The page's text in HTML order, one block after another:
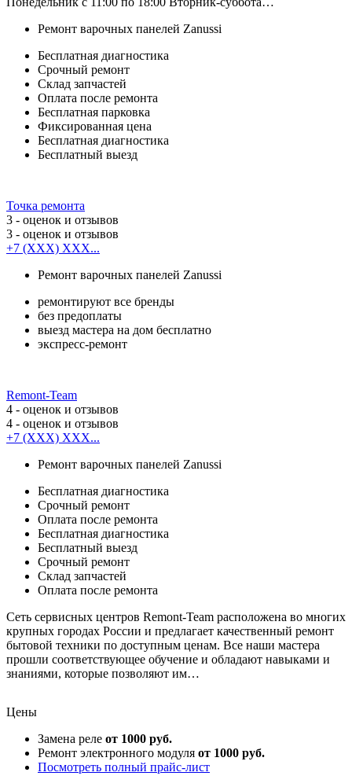
Ремонт варочных панелей Zanussi
Бесплатная диагностика
Срочный ремонт
Cклад запчастей
Оплата после ремонта
Бесплатная парковка
Фиксированная цена
Бесплатная диагностика
Бесплатный выезд
Точка ремонта
3 - оценок и отзывов
3 - оценок и отзывов
+7 (XXX) XXX...
Ремонт варочных панелей Zanussi
ремонтируют все бренды
без предоплаты
выезд мастера на дом бесплатно
экспресс-ремонт
Remont-Team
4 - оценок и отзывов
4 - оценок и отзывов
+7 (XXX) XXX...
Ремонт варочных панелей Zanussi
Бесплатная диагностика
Срочный ремонт
Оплата после ремонта
Бесплатная диагностика
Бесплатный выезд
Срочный ремонт
Cклад запчастей
Оплата после ремонта
Сеть сервисных центров Remont-Team расположена во многих
крупных городах России и предлагает качественный ремонт
бытовой техники по доступным ценам. Все наши мастера
прошли соответствующее обучение и обладают навыками и
знаниями, которые позволяют им…
Цены
Замена реле от 1000 руб.
Ремонт электронного модуля от 1000 руб.
Посмотреть полный прайс-лист